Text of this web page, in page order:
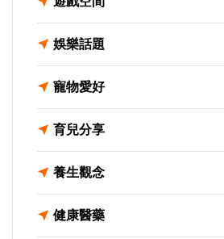
娛樂話題
寵物愛好
育兒分享
養生觀念
健康醫藥